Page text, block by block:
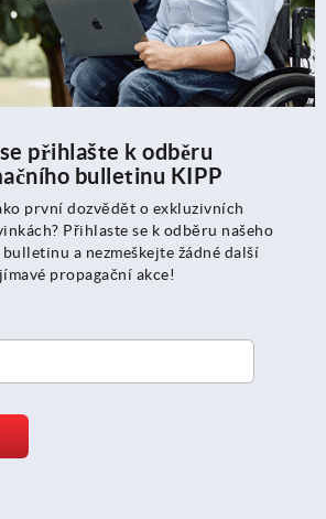
přihlašte k odběru
bulletinu KIPP
první dozvědět o exkluzivních
Přihlaste se k odběru našeho
a nezmeškejte žádné další
propagační akce!